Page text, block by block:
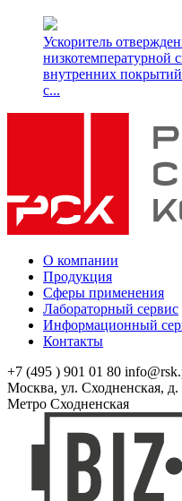
Ускоритель
низкотемпературной
внутренних
с...
О компании
Продукция
Сферы применения
Лабораторный сервис
Информационный
Контакты
+7 (495 ) 901 01 80
Москва, ул. Сходненская,
Метро Сходненская